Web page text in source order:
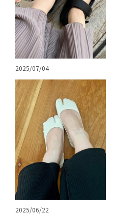
2025/07/04
2025/06/22